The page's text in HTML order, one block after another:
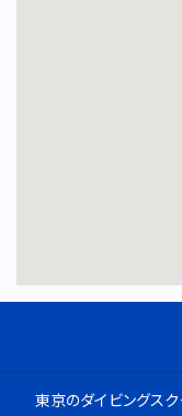
東京のダイビングス